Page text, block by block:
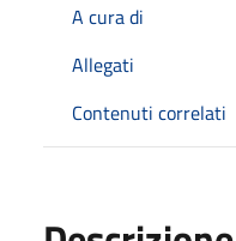
A cura di
Allegati
Contenuti correlati